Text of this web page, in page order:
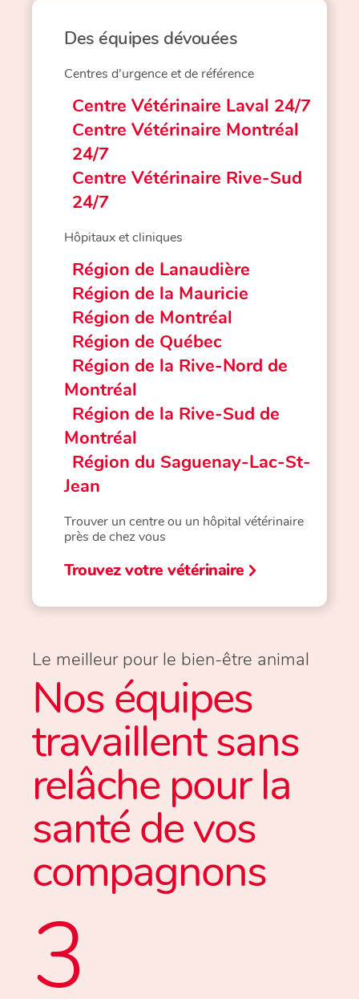
Des équipes dévouées
Centres d’urgence et de référence
Centre Vétérinaire Laval 24/7
Centre Vétérinaire Montréal
24/7
Centre Vétérinaire Rive-Sud
24/7
Hôpitaux et cliniques
Région de Lanaudière
Région de la Mauricie
Région de Montréal
Région de Québec
Région de la Rive-Nord de
Montréal
Région de la Rive-Sud de
Montréal
Région du Saguenay-Lac-St-
Jean
Trouver un centre ou un hôpital vétérinaire
près de chez vous
Trouvez votre vétérinaire
Le meilleur pour le bien-être animal
Nos équipes
travaillent sans
relâche pour la
santé de vos
compagnons
3